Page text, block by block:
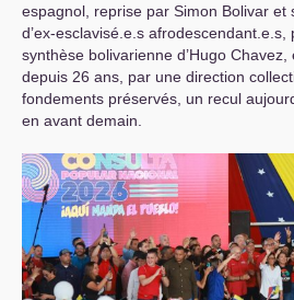
espagnol, reprise par Simon Bolivar et
d’ex-esclavisé.e.s
synthèse bolivarienne d’Hugo Chavez,
depuis 26 ans, par une direction
fondements préservés, un recul
en avant demain.